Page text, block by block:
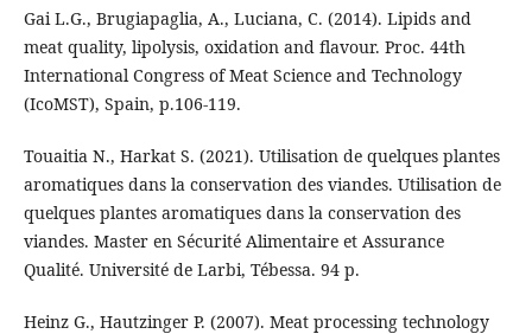
Gai L.G., Brugiapaglia, A., Luciana, C. (2014). Lipids and
meat quality, lipolysis, oxidation and flavour. Proc. 44th
International Congress of Meat Science and Technology
(IcoMST), Spain, p.106-119.
Touaitia N., Harkat S. (2021). Utilisation de quelques plantes
aromatiques dans la conservation des viandes. Utilisation de
quelques plantes aromatiques dans la conservation des
viandes. Master en Sécurité Alimentaire et Assurance
Qualité. Université de Larbi, Tébessa. 94 p.
Heinz G., Hautzinger P. (2007). Meat processing technology